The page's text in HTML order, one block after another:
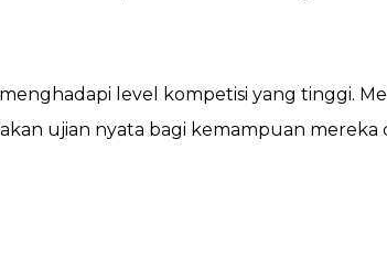
level kompetisi yang tinggi.
ujian nyata bagi kemampuan mereka